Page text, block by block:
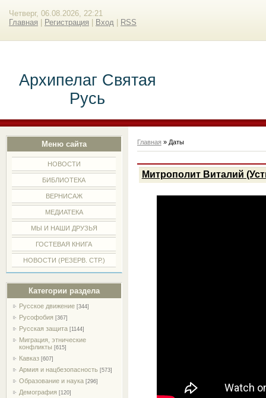
Четверг, 06.08.2026, 22:21
Главная
Регистрация Вход RSS
Архипелаг Святая
Русь
Меню сайта
НОВОСТИ
БИБЛИОТЕКА
ВЕРНИСАЖ
МЕДИАТЕКА
МЫ И НАШИ ДРУЗЬЯ
ГОСТЕВАЯ КНИГА
НОВОСТИ (РЕЗЕРВ. СТР.)
Категории раздела
Русское движение [344]
Русофобия [367]
Русская защита [1144]
Миграция, этнические
конфликты [615]
Кавказ [607]
Армия и нацбезопасность [573]
Образование и наука [296]
Демография [120]
Главная » Даты
Митрополит Виталий